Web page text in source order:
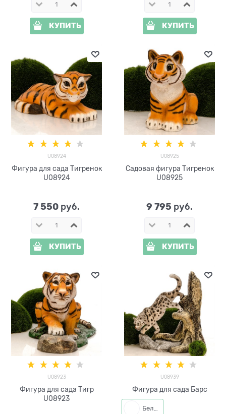
КУПИТЬ КУПИТЬ
U08924
Фигура для сада Тигренок
U08924
7 550 руб.
КУПИТЬ
U08925
Садовая фигура Тигренок
U08925
9 795 руб.
КУПИТЬ
U08923
Фигура для сада Тигр
U08923
U08939
Фигура для сада Барс
Белый